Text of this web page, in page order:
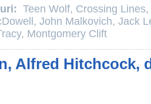
Teen Wolf, Crossing Lines,
, John Malkovich, Jack
, Montgomery Clift
Alfred Hitchcock,